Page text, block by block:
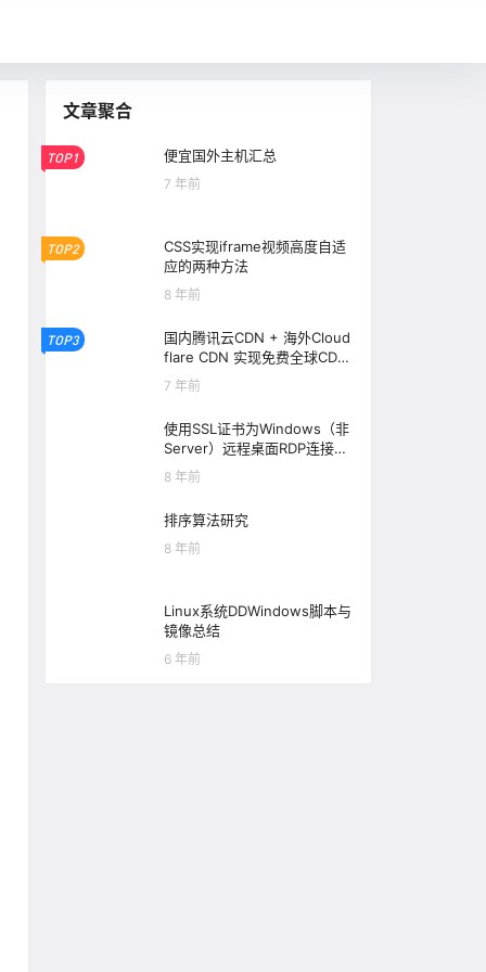
文章聚合
TOP1 便宜国外主机汇总
7 年前
TOP2
CSS实现iframe视频高度自适
应的两种方法
8 年前
TOP3
国内腾讯云CDN + 海外Cloud
flare CDN 实现免费全球CDN
加速
7 年前
使用SSL证书为Windows（非
Server）远程桌面RDP连接加
8 年前
排序算法研究
8 年前
Linux系统DDWindows脚本与
镜像总结
6 年前